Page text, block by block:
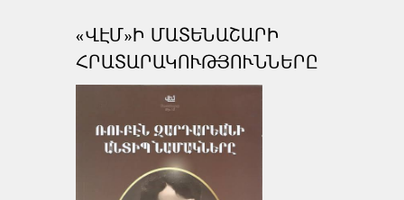
«ՎԷՄ»Ի ՄԱՏԵՆԱՇԱՐԻ
ՀՐԱՏԱՐԱԿՈՒԹՅՈՒՆՆԵՐԸ